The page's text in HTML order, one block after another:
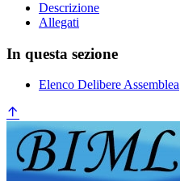
Descrizione
Allegati
In questa sezione
Elenco Delibere Assemblea